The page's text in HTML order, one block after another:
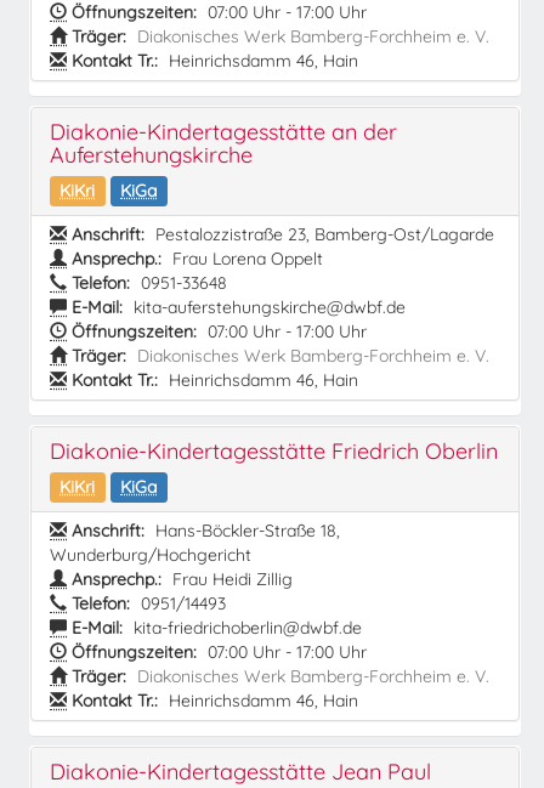
Öffnungszeiten: 07:00 Uhr - 17:00 Uhr
Träger: Diakonisches Werk Bamberg-Forchheim e. V.
Kontakt Tr.: Heinrichsdamm 46, Hain
Diakonie-Kindertagesstätte an der
Auferstehungskirche
KiKri
KiGa
Anschrift: Pestalozzistraße 23, Bamberg-Ost/Lagarde
Ansprechp.: Frau Lorena Oppelt
Telefon: 0951-33648
E-Mail: kita-auferstehungskirche@dwbf.de
Öffnungszeiten: 07:00 Uhr - 17:00 Uhr
Träger: Diakonisches Werk Bamberg-Forchheim e. V.
Kontakt Tr.: Heinrichsdamm 46, Hain
Diakonie-Kindertagesstätte Friedrich Oberlin
KiKri
KiGa
Anschrift: Hans-Böckler-Straße 18,
Wunderburg/Hochgericht
Ansprechp.: Frau Heidi Zillig
Telefon: 0951/14493
E-Mail: kita-friedrichoberlin@dwbf.de
Öffnungszeiten: 07:00 Uhr - 17:00 Uhr
Träger: Diakonisches Werk Bamberg-Forchheim e. V.
Kontakt Tr.: Heinrichsdamm 46, Hain
Diakonie-Kindertagesstätte Jean Paul